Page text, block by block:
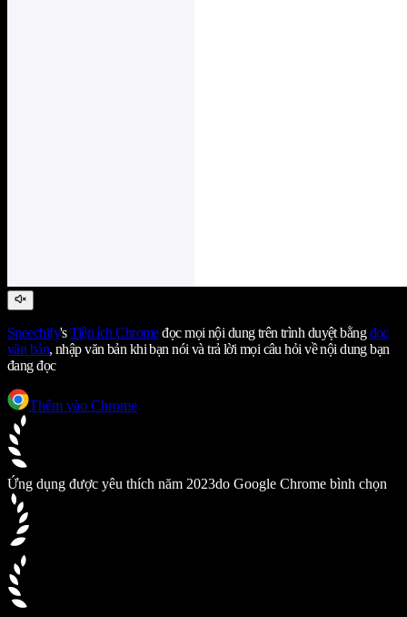
Speechify'sTiện ích Chromeđọc mọi nội dung trên trình duyệt bằngđọc
văn bản, nhập văn bản khi bạn nói và trả lời mọi câu hỏi về nội dung bạn
đang đọc
Thêm vào Chrome
Ứng dụng được yêu thích năm 2023do Google Chrome bình chọn